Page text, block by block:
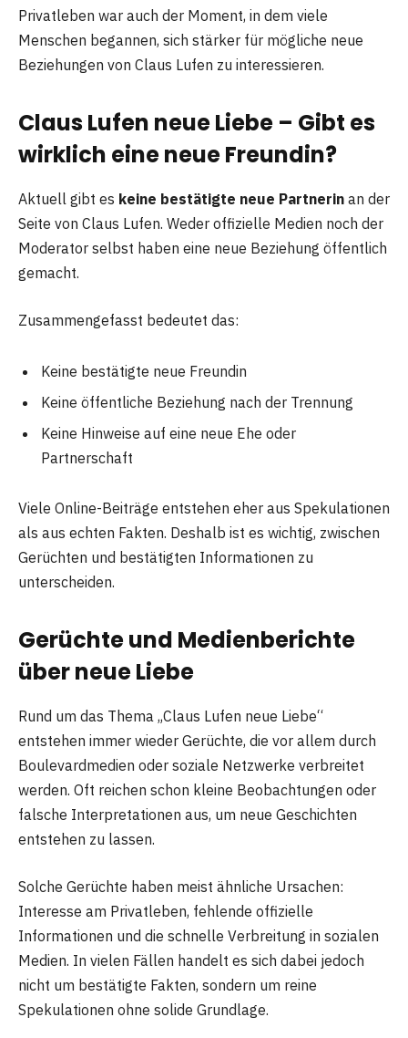
Privatleben war auch der Moment, in dem viele
Menschen begannen, sich stärker für mögliche neue
Beziehungen von Claus Lufen zu interessieren.
Claus Lufen neue Liebe – Gibt es
wirklich eine neue Freundin?
Aktuell gibt es keine bestätigte neue Partnerin an der
Seite von Claus Lufen. Weder offizielle Medien noch der
Moderator selbst haben eine neue Beziehung öffentlich
gemacht.
Zusammengefasst bedeutet das:
Keine bestätigte neue Freundin
Keine öffentliche Beziehung nach der Trennung
Keine Hinweise auf eine neue Ehe oder
Partnerschaft
Viele Online-Beiträge entstehen eher aus Spekulationen
als aus echten Fakten. Deshalb ist es wichtig, zwischen
Gerüchten und bestätigten Informationen zu
unterscheiden.
Gerüchte und Medienberichte
über neue Liebe
Rund um das Thema „Claus Lufen neue Liebe“
entstehen immer wieder Gerüchte, die vor allem durch
Boulevardmedien oder soziale Netzwerke verbreitet
werden. Oft reichen schon kleine Beobachtungen oder
falsche Interpretationen aus, um neue Geschichten
entstehen zu lassen.
Solche Gerüchte haben meist ähnliche Ursachen:
Interesse am Privatleben, fehlende offizielle
Informationen und die schnelle Verbreitung in sozialen
Medien. In vielen Fällen handelt es sich dabei jedoch
nicht um bestätigte Fakten, sondern um reine
Spekulationen ohne solide Grundlage.